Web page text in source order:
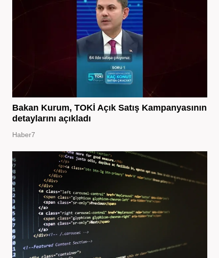
Bakan Kurum, TOKİ Açık Satış Kampanyasının
detaylarını açıkladı
Haber7